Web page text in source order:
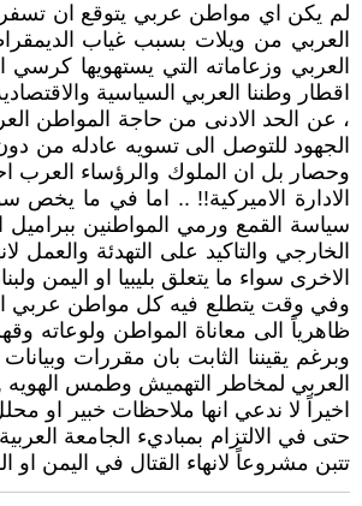
لم يكن اي مواطن عربي يتوقع ان تسفر
العربي من ويلات بسبب غياب
العربي وزعاماته التي يستهويها
اقطار وطننا العربي السياسية
، عن الحد الادنى من حاجة المواطن
الجهود للتوصل الى تسويه عادله من
وحصار بل ان الملوك والرؤساء العرب
الادارة الاميركية!! .. اما في ما
سياسة القمع ورمي المواطنين
الخارجي والتاكيد على التهدئة
الاخرى سواء ما يتعلق بليبيا او اليمن
وفي وقت يتطلع فيه كل مواطن عربي
ظاهرياً الى معاناة المواطن ولوعاته
وبرغم يقيننا الثابت بان مقررات
العربي لمخاطر التهميش وطمس الهويه
اخيراً لا ندعي انها ملاحظات خبير
حتى في الالتزام بمباديء الجامعة
تتبن مشروعاً لانهاء القتال في اليمن